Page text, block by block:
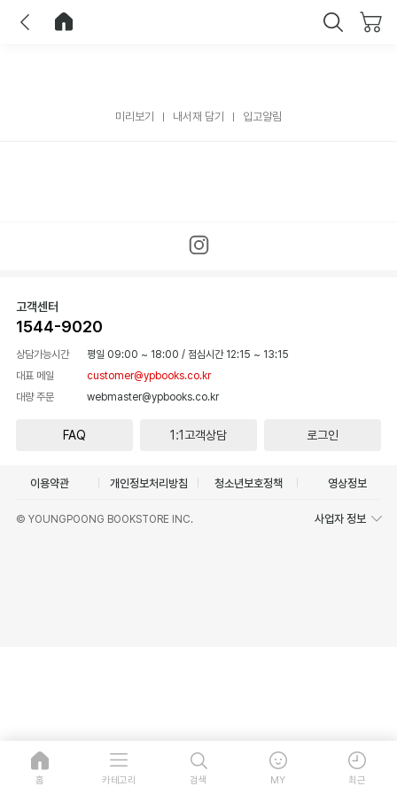
미리보기 내서재 담기 입고알림
고객센터
1544-9020
상담가능시간 평일 09:00 ~ 18:00 / 점심시간 12:15 ~ 13:15
대표 메일
customer@ypbooks.co.kr
대량 주문
webmaster@ypbooks.co.kr
FAQ 1:1고객상담 로그인
이용약관 개인정보처리방침 청소년보호정책 영상정보
© YOUNGPOONG BOOKSTORE INC. 사업자 정보
홈 카테고리 검색 MY 최근